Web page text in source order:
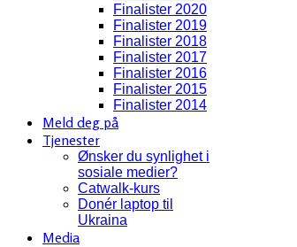
Finalister 2020
Finalister 2019
Finalister 2018
Finalister 2017
Finalister 2016
Finalister 2015
Finalister 2014
Meld deg på
Tjenester
Ønsker du synlighet i
sosiale medier?
Catwalk-kurs
Donér laptop til
Ukraina
Media